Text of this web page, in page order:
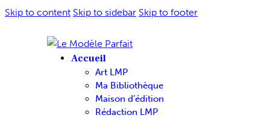
Skip to content Skip to sidebar Skip to footer
Accueil
Art LMP
Ma Bibliothèque
Maison d’édition
Rédaction LMP